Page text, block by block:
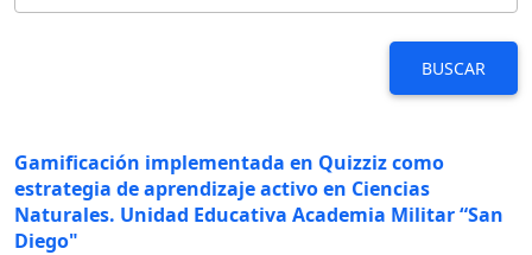
BUSCAR
Gamificación implementada en Quizziz como
estrategia de aprendizaje activo en Ciencias
Naturales. Unidad Educativa Academia Militar “San
Diego"